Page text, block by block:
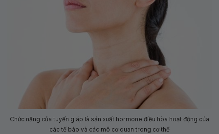
Chức năng của tuyến giáp là sản xuất hormone điều hòa hoạt động của
các tế bào và các mô cơ quan trong cơ thể